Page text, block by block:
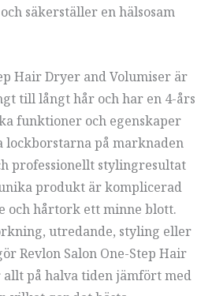
säkerställer en hälsosam
Hair Dryer and Volumiser är
till långt hår och har en 4-års
funktioner och egenskaper
lockborstarna på marknaden
professionellt stylingresultat
produkt är komplicerad
och hårtork ett minne blott.
utredande, styling eller
Revlon Salon One-Step Hair
på halva tiden jämfört med